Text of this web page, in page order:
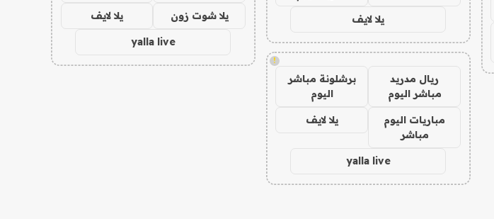
يلا لايف
!
ريال مدريد
مباشر اليوم
برشلونة مباشر
اليوم
مباريات اليوم
مباشر
يلا لايف
yalla live
يلا شوت زون يلا لايف
yalla live